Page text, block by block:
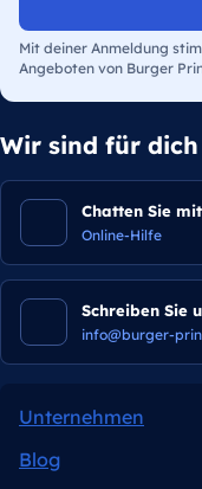
Mit deiner Anmeldung
Angeboten von Burger
Wir sind für
Chatten Sie
Online-Hilfe
Schreiben Sie
info@burger-
Unternehmen
Blog